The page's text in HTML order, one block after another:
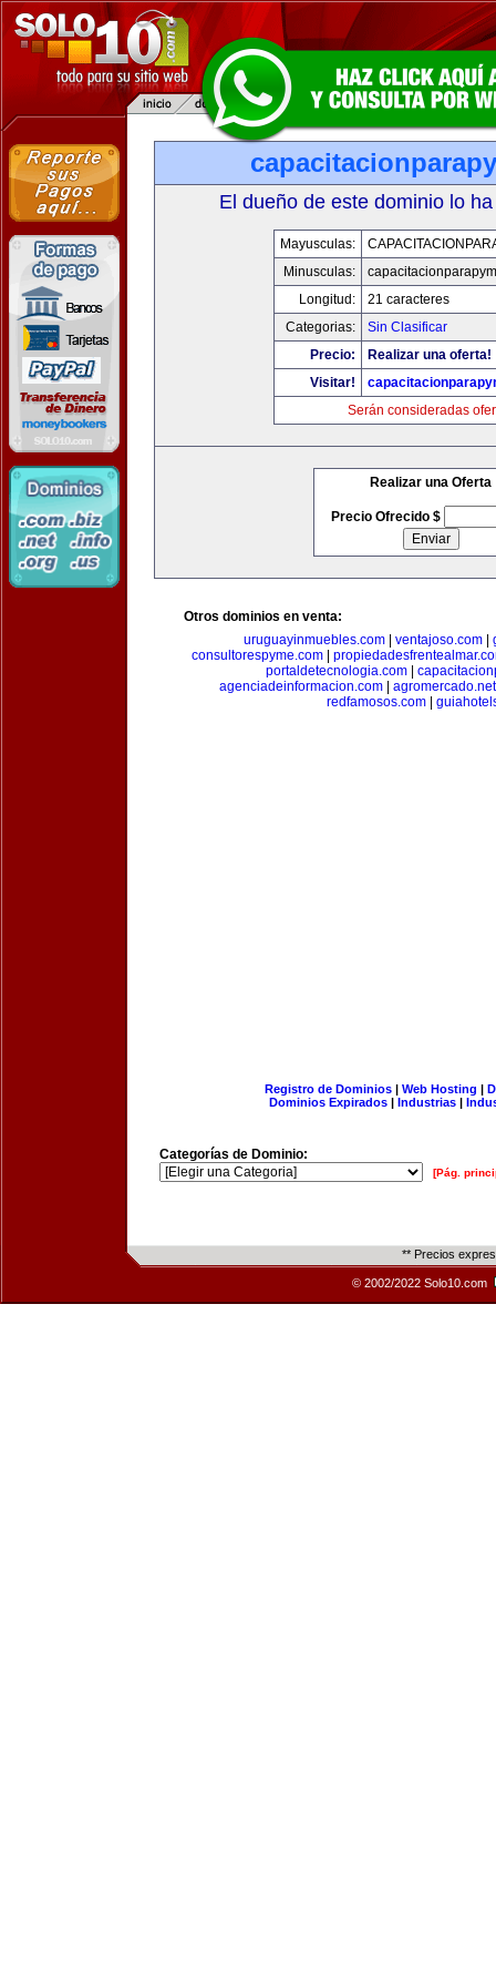
El dueño de este dominio lo
Mayusculas:
Minusculas:
Longitud:
21 caracteres
Categorias:
Sin Clasificar
Precio:
Realizar una oferta!
Visitar!
Serán consideradas
Realizar una Oferta
Precio Ofrecido $
Otros dominios en venta:
uruguayinmuebles.com| ventajoso.com|
consultorespyme.com|
portaldetecnologia.com|
agenciadeinformacion.com
agromercado.net
redfamosos.com
Registro de Dominios| Web Hosting |
Dominios Expirados | Industrias |
Categorías de Dominio:
[Pág.
** Precios
© 2002/2022 Solo10.com